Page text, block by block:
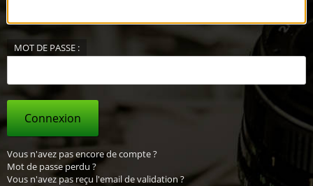
MOT DE PASSE :
Connexion
Vous n'avez pas encore de compte ?
Mot de passe perdu ?
Vous n'avez pas reçu l'email de validation ?